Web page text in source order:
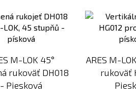
M-LOK 45°
rukoväť DH018
- Piesková
k
porovnaniu
ARES M-
rukoväť